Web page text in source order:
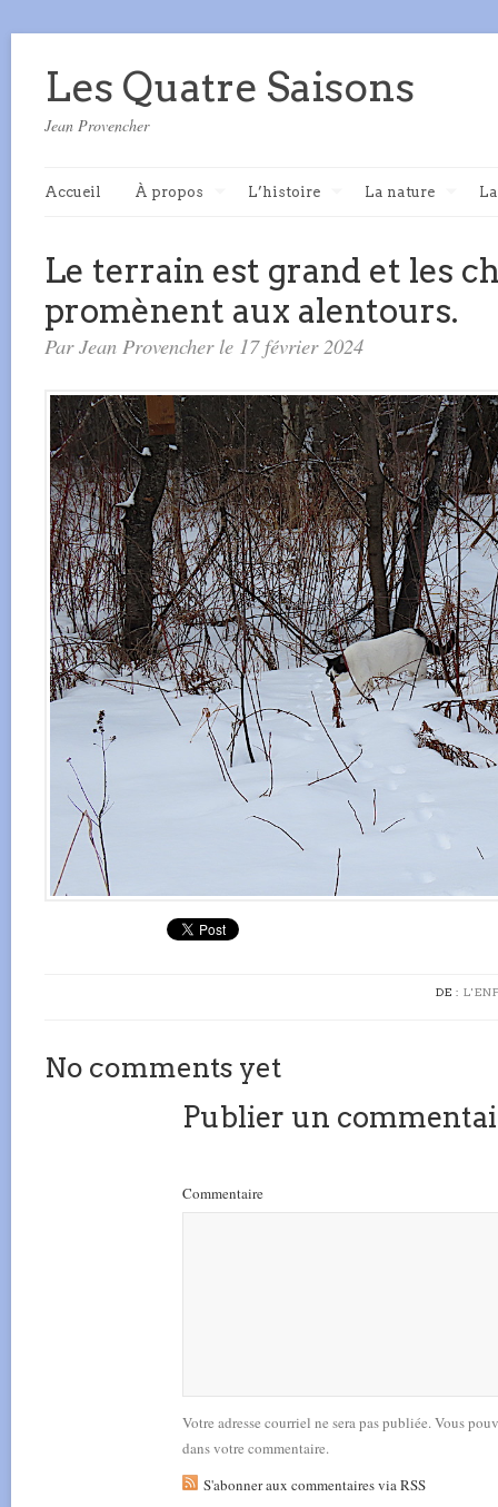
Les Quatre Saisons
Jean Provencher
Accueil À propos L’histoire La nature
Le terrain est grand et les
promènent aux alentours.
Par Jean Provencher le 17 février 2024
DE :
No comments yet
Publier un
Commentaire
Votre adresse courriel ne sera pas publiée. Vous
dans votre commentaire.
S'abonner aux commentaires via RSS